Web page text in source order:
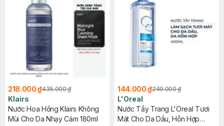
218.000 ₫435.000 ₫
Klairs
Nước Hoa Hồng Klairs Không
Mùi Cho Da Nhạy Cảm 180ml
144.000 ₫249.000 ₫
L'Oreal
Nước Tẩy Trang L'Oreal Tươi
Mát Cho Da Dầu, Hỗn Hợp